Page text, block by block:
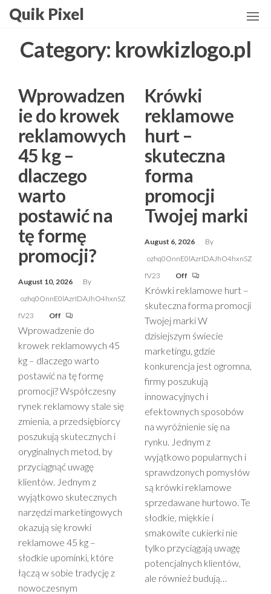
Skip
content
Quik Pixel
Category: krowkizlogo.pl
Wprowadzen
ie do krowek
reklamowych
45 kg –
dlaczego
warto
postawić na
tę formę
promocji?
August 10, 2026
By
ozhq0OnnE0lAzrIDAJhO4hxnSZ
fV23
Off
Wprowadzenie do
krowek reklamowych 45
kg – dlaczego warto
postawić na tę formę
promocji? Współczesny
rynek reklamowy stale się
zmienia, a przedsiębiorcy
poszukują skutecznych i
oryginalnych metod, by
przyciągnąć uwagę
klientów. Jednym z
wyjątkowo skutecznych
narzędzi marketingowych
okazują się krowki
reklamowe 45 kg –
słodkie upominki, które
łączą w sobie tradycję z
nowoczesnym
Krówki
reklamowe
hurt –
skuteczna
forma
promocji
Twojej marki
August 6, 2026
By
ozhq0OnnE0lAzrIDAJhO4hxnSZ
fV23
Off
Krówki reklamowe hurt –
skuteczna forma promocji
Twojej marki W
dzisiejszym świecie
marketingu, gdzie
konkurencja jest ogromna,
firmy poszukują
innowacyjnych i
efektownych sposobów
na wyróżnienie się na
rynku. Jednym z
wyjątkowo popularnych i
sprawdzonych pomysłów
są krówki reklamowe
sprzedawane hurtowo. Te
słodkie, miękkie i
smakowite cukierki nie
tylko przyciągają uwagę
potencjalnych klientów,
ale również budują…